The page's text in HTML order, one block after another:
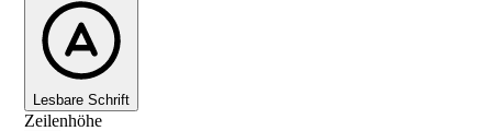
Lesbare Schrift
Zeilenhöhe